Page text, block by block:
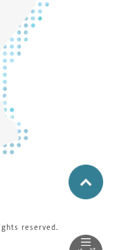
reserved.